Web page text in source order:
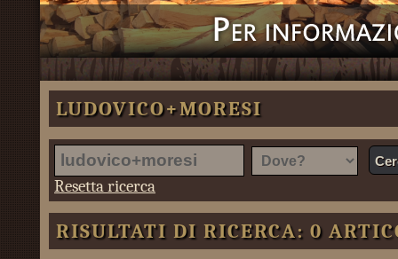
LUDOVICO+MORESI
Resetta ricerca
RISULTATI DI RICERCA: 0